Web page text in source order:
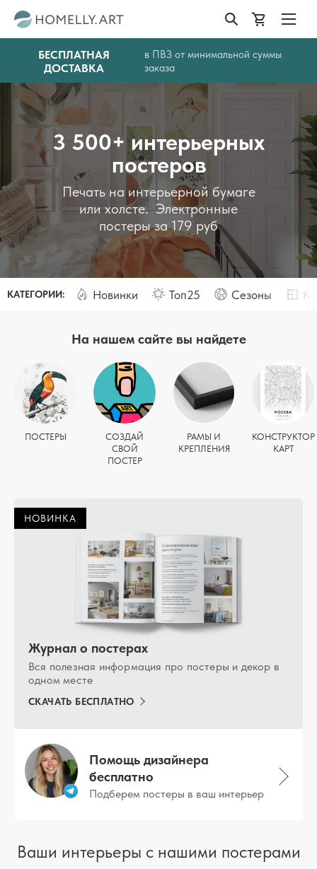
БЕСПЛАТНАЯ
ДОСТАВКА
в ПВЗ от минимальной суммы
заказа
3 500+ интерьерных
постеров
Печать на интерьерной бумаге
или холсте. Электронные
постеры за 179 руб
КАТЕГОРИИ: Новинки Топ25 Сезоны
На нашем сайте вы найдете
ПОСТЕРЫ
СОЗДАЙ
СВОЙ
ПОСТЕР
РАМЫ И
КРЕПЛЕНИЯ
КОНСТРУКТОР
КАРТ
НОВИНКА
Журнал о постерах
Вся полезная информация про постеры и декор в
одном месте
СКАЧАТЬ БЕСПЛАТНО
Помощь дизайнера
бесплатно
Подберем постеры в ваш интерьер
Ваши интерьеры с нашими постерами